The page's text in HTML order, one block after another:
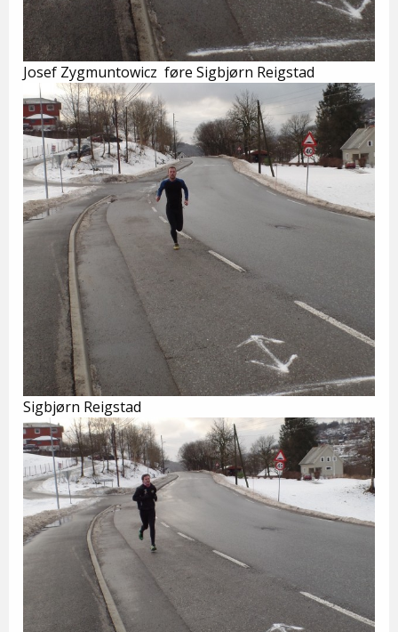
Josef Zygmuntowicz føre Sigbjørn Reigstad
Sigbjørn Reigstad